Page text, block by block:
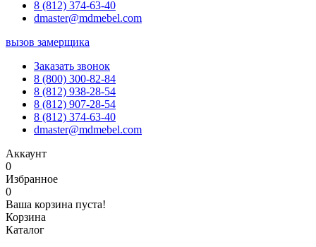
8 (812) 374-63-40
dmaster@mdmebel.com
вызов замерщика
Заказать звонок
8 (800) 300-82-84
8 (812) 938-28-54
8 (812) 907-28-54
8 (812) 374-63-40
dmaster@mdmebel.com
Аккаунт
0
Избранное
0
Ваша корзина пуста!
Корзина
Каталог